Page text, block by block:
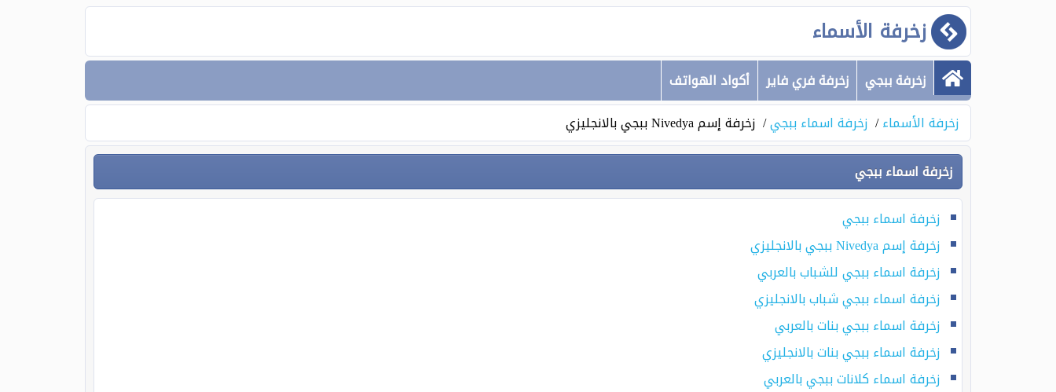
زخرفة الأسماء
زخرفة ببجي زخرفة فري فاير
أكواد الهواتف
زخرفة الأسماء
زخرفة اسماء ببجي
زخرفة إسم Nivedya ببجي بالانجليزي
زخرفة اسماء ببجي
زخرفة اسماء ببجي
زخرفة إسم Nivedya ببجي بالانجليزي
زخرفة اسماء ببجي للشباب بالعربي
زخرفة اسماء ببجي شباب بالانجليزي
زخرفة اسماء ببجي بنات بالعربي
زخرفة اسماء ببجي بنات بالانجليزي
زخرفة اسماء كلانات ببجي بالعربي